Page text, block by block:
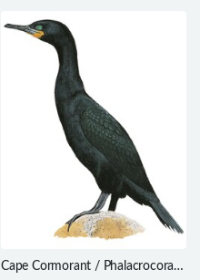
Cape Cormorant / Phalacrocorax